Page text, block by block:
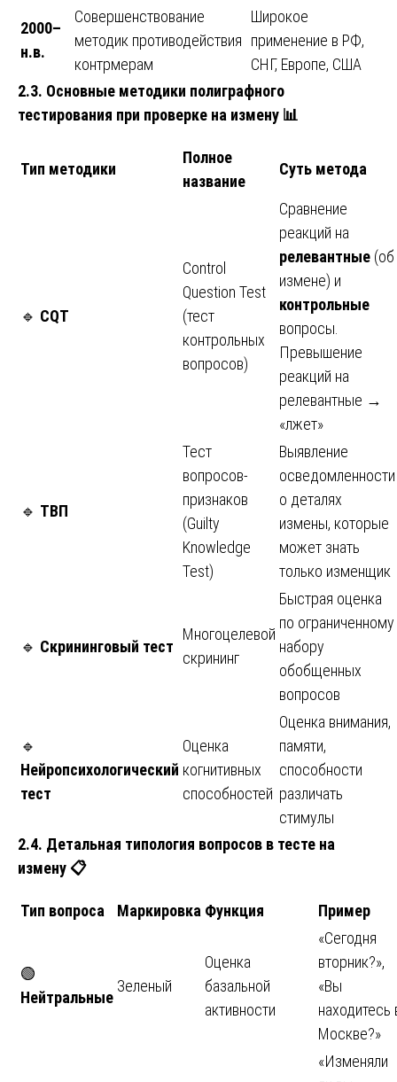
2000–
н.в.
Совершенствование
методик противодействия
контрмерам
Широкое
применение в РФ,
СНГ, Европе, США
2.3. Основные методики полиграфного
тестирования при проверке на измену 📊
Тип методики
Полное
название
Суть метода
🔹 CQT
Control
Question Test
(тест
контрольных
вопросов)
Сравнение
реакций на
релевантные (об
измене) и
контрольные
вопросы.
Превышение
реакций на
релевантные →
«лжет»
🔹 ТВП
Тест
вопросов-
признаков
(Guilty
Knowledge
Test)
Выявление
осведомленности
о деталях
измены, которые
может знать
только изменщик
🔹 Скрининговый тест
Многоцелевой
скрининг
Быстрая оценка
по ограниченному
набору
обобщенных
вопросов
🔹
Нейропсихологический
тест
Оценка
когнитивных
способностей
Оценка внимания,
памяти,
способности
различать
стимулы
2.4. Детальная типология вопросов в тесте на
измену📋
Тип вопроса Маркировка Функция Пример
🟢
Нейтральные
Зеленый
Оценка
базальной
активности
«Сегодня
вторник?»,
«Вы
находитесь
Москве?»
«Изменяли